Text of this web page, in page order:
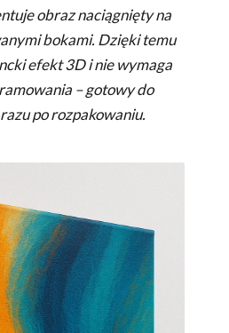
obraz naciągnięty na
bokami. Dzięki temu
efekt 3D i nie wymaga
– gotowy do
po rozpakowaniu.